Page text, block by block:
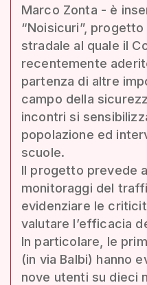
Marco Zonta - è
“Noisicuri”,
stradale al quale il
recentemente
partenza di altre
campo della
incontri si
popolazione ed
scuole.
Il progetto prevede
monitoraggi del
evidenziare le
valutare l’efficacia
In particolare, le
(in via Balbi) hanno
nove utenti su dieci